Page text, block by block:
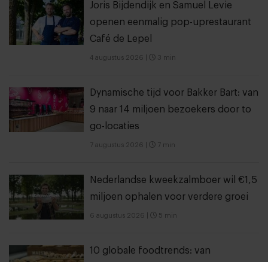
Joris Bijdendijk en Samuel Levie
openen eenmalig pop-uprestaurant
Café de Lepel
4 augustus 2026 3 min
Dynamische tijd voor Bakker Bart: van
9 naar 14 miljoen bezoekers door to
go-locaties
7 augustus 2026 7 min
Nederlandse kweekzalmboer wil €1,5
miljoen ophalen voor verdere groei
6 augustus 2026 5 min
10 globale foodtrends: van